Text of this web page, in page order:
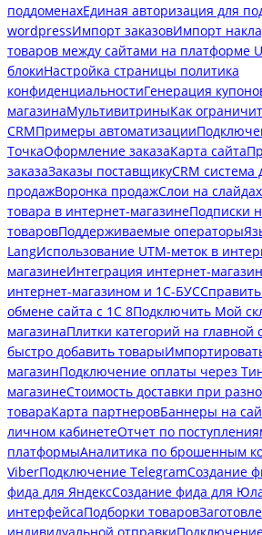
поддоменахЕдиная авторизация для
wordpressИмпорт заказовИмпорт
товаров между сайтами на платформе
блокиНастройка страницы политика
конфиденциальностиГенерация
магазинаМультивитриныКак
CRMПримеры автоматизации
ТочкаОформление заказаКарта сайта
заказаЗаказы поставщикуCRM система
продажВоронка продажСлои на слайдах
товара в интернет-магазинеПодписки
товаровПоддерживаемые операторы
LangИспользование UTM-меток в
магазинеИнтеграция интернет-
интернет-магазином и 1С-БУС
обмене сайта с 1С 8Подключить Мой
магазинаПлитки категорий на главной
быстро добавить товары
магазинПодключение оплаты через
магазинеСтоимость доставки при
товараКарта партнеровБаннеры на
личном кабинетеОтчет по
платформыАналитика по брошенным
ViberПодключение TelegramСоздание
фида для ЯндексСоздание фида для
интерфейсаПодборки товаров
индивидуальной отправки